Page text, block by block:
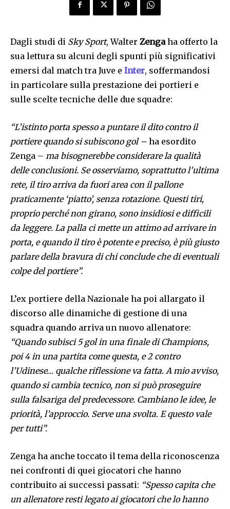
Dagli studi di Sky Sport, Walter Zengaha offerto la
sua lettura su alcuni degli spunti più significativi
emersi dal match tra Juve e Inter, soffermandosi
in particolare sulla prestazione dei portieri e
sulle scelte tecniche delle due squadre:
“L’istinto porta spesso a puntare il dito contro il
portiere quando si subiscono gol – ha esordito
Zenga – ma bisognerebbe considerare la qualità
delle conclusioni. Se osserviamo, soprattutto l’ultima
rete, il tiro arriva da fuori area con il pallone
praticamente ‘piatto’, senza rotazione. Questi tiri,
proprio perché non girano, sono insidiosi e difficili
da leggere. La palla ci mette un attimo ad arrivare in
porta, e quando il tiro è potente e preciso, è più giusto
parlare della bravura di chi conclude che di eventuali
colpe del portiere”.
L’ex portiere della Nazionale ha poi allargato il
discorso alle dinamiche di gestione di una
squadra quando arriva un nuovo allenatore:
“Quando subisci 5 gol in una finale di Champions,
poi 4 in una partita come questa, e 2 contro
l’Udinese… qualche riflessione va fatta. A mio avviso,
quando si cambia tecnico, non si può proseguire
sulla falsariga del predecessore. Cambiano le idee, le
priorità, l’approccio. Serve una svolta. E questo vale
per tutti”.
Zenga ha anche toccato il tema della riconoscenza
nei confronti di quei giocatori che hanno
contribuito ai successi passati: “Spesso capita che
un allenatore resti legato ai giocatori che lo hanno